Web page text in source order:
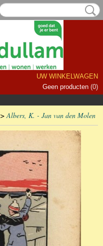
UW WINKELWAGEN
Geen producten (0)
>Albers, K. - Jan van den Molen